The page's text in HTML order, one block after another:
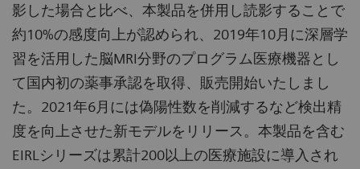
影した場合と比べ、本製品を併用し読影することで
約10%の感度向上が認められ、2019年10月に深層学
習を活用した脳MRI分野のプログラム医療機器とし
て国内初の薬事承認を取得、販売開始いたしまし
た。2021年6月には偽陽性数を削減するなど検出精
度を向上させた新モデルをリリース。本製品を含む
EIRLシリーズは累計200以上の医療施設に導入され